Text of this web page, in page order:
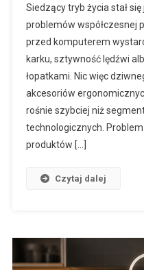
Siedzący tryb życia stał
problemów współczesnej
przed komputerem
karku, sztywność lędźwi
łopatkami. Nic więc
akcesoriów
rośnie szybciej niż
technologicznych.
produktów […]
Czytaj dalej